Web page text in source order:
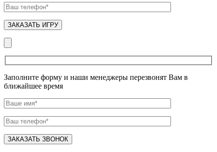
Заполните форму и наши менеджеры перезвонят Вам в
ближайшее время